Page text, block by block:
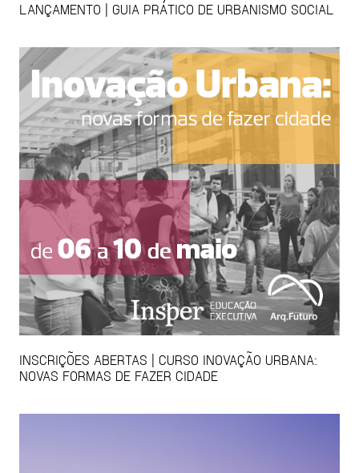
LANÇAMENTO | GUIA PRÁTICO DE URBANISMO SOCIAL
INSCRIÇÕES ABERTAS | CURSO INOVAÇÃO URBANA:
NOVAS FORMAS DE FAZER CIDADE